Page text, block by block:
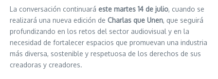
La conversación continuará este martes 14 de julio, cuando se
realizará una nueva edición de Charlas que Unen, que seguirá
profundizando en los retos del sector audiovisual y en la
necesidad de fortalecer espacios que promuevan una industria
más diversa, sostenible y respetuosa de los derechos de sus
creadoras y creadores.